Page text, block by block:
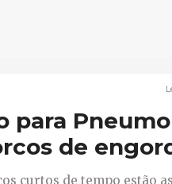
para
de
curtos de tempo estão